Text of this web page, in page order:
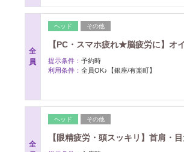
全
員
ヘッド その他
【PC・スマホ疲れ★脳疲労に】
提示条件： 予約時
利用条件： 全員OK♪【銀座/有楽町】
全
ヘッド その他
【眼精疲労・頭スッキリ】首肩・